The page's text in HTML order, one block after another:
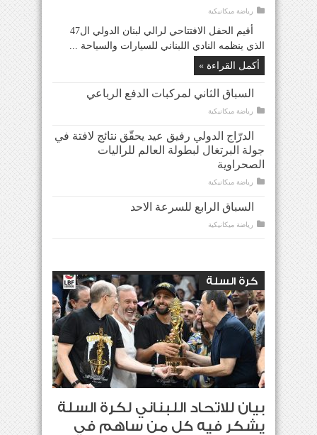
رياضة ميكانيكية
أقيم الحفل الافتتاحي لرالي لبنان الدولي ال47
الذي ينظمه النادي اللبناني للسيارات والسياحة ...
أكمل القراءة »
السباق الثاني لمركبات الدفع الرباعي
رياضة ميكانيكية
الدرّاج الدولي رفيق عيد يحقّق نتائج لافتة في
جولة البرتغال لبطولة العالم للراليات
الصحراوية
رياضة ميكانيكية
السباق الرابع للسرعة الاحد
رياضة ميكانيكية
كرة السلة
بيان للاتحاد اللبناني لكرة السلة
يشكر فيه كل من ساهم في